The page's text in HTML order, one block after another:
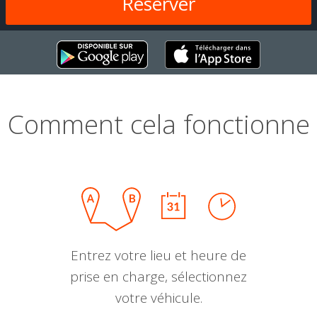
Comment cela fonctionne
Entrez votre lieu et heure de
prise en charge, sélectionnez
votre véhicule.